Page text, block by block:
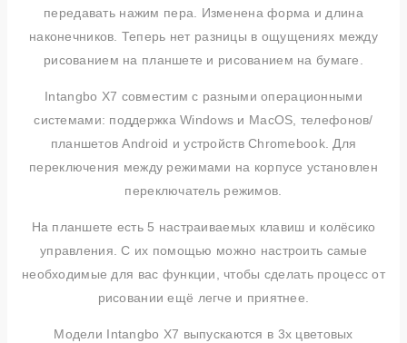
передавать нажим пера. Изменена форма и длина
наконечников. Теперь нет разницы в ощущениях между
рисованием на планшете и рисованием на бумаге.
Intangbo X7 совместим с разными операционными
системами: поддержка Windows и MacOS, телефонов/
планшетов Android и устройств Chromebook. Для
переключения между режимами на корпусе установлен
переключатель режимов.
На планшете есть 5 настраиваемых клавиш и колёсико
управления. С их помощью можно настроить самые
необходимые для вас функции, чтобы сделать процесс от
рисовании ещё легче и приятнее.
Модели Intangbo X7 выпускаются в 3х цветовых